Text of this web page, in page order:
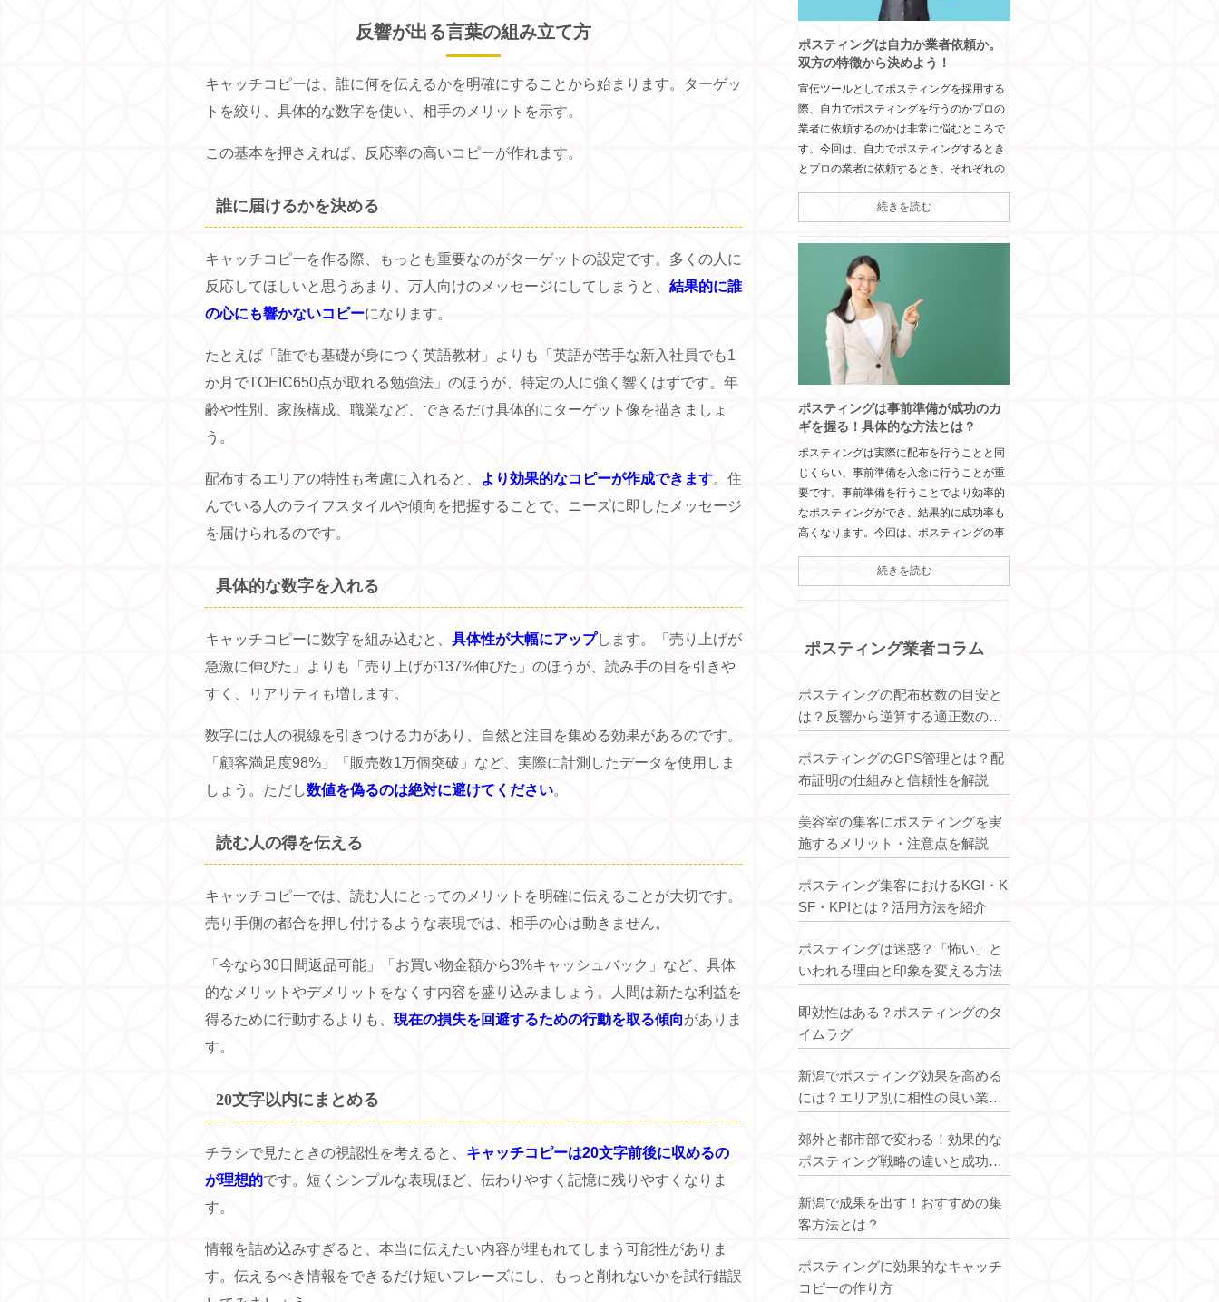
反響が出る言葉の組み立て方
キャッチコピーは、誰に何を伝えるかを明確にすることから始まります。ターゲッ
トを絞り、具体的な数字を使い、相手のメリットを示す。
この基本を押さえれば、反応率の高いコピーが作れます。
誰に届けるかを決める
キャッチコピーを作る際、もっとも重要なのがターゲットの設定です。多くの人に
反応してほしいと思うあまり、万人向けのメッセージにしてしまうと、結果的に誰
の心にも響かないコピーになります。
たとえば「誰でも基礎が身につく英語教材」よりも「英語が苦手な新入社員でも1
か月でTOEIC650点が取れる勉強法」のほうが、特定の人に強く響くはずです。年
齢や性別、家族構成、職業など、できるだけ具体的にターゲット像を描きましょ
う。
配布するエリアの特性も考慮に入れると、 より効果的なコピーが作成できます。住
んでいる人のライフスタイルや傾向を把握することで、ニーズに即したメッセージ
を届けられるのです。
具体的な数字を入れる
キャッチコピーに数字を組み込むと、具体性が大幅にアップします。「売り上げが
急激に伸びた」よりも「売り上げが137%伸びた」のほうが、読み手の目を引きや
すく、リアリティも増します。
数字には人の視線を引きつける力があり、自然と注目を集める効果があるのです。
「顧客満足度98%」「販売数1万個突破」など、実際に計測したデータを使用しま
しょう。ただし数値を偽るのは絶対に避けてください。
読む人の得を伝える
キャッチコピーでは、読む人にとってのメリットを明確に伝えることが大切です。
売り手側の都合を押し付けるような表現では、相手の心は動きません。
「今なら30日間返品可能」「お買い物金額から3%キャッシュバック」など、具体
的なメリットやデメリットをなくす内容を盛り込みましょう。人間は新たな利益を
得るために行動するよりも、現在の損失を回避するための行動を取る傾向がありま
す。
20文字以内にまとめる
チラシで見たときの視認性を考えると、 キャッチコピーは20文字前後に収めるの
が理想的です。短くシンプルな表現ほど、伝わりやすく記憶に残りやすくなりま
す。
情報を詰め込みすぎると、本当に伝えたい内容が埋もれてしまう可能性がありま
す。伝えるべき情報をできるだけ短いフレーズにし、もっと削れないかを試行錯誤
ポスティングは自力か業者依頼か。
双方の特徴から決めよう！
宣伝ツールとしてポスティングを採用する
際、自力でポスティングを行うのかプロの
業者に依頼するのかは非常に悩むところで
す。今回は、自力でポスティングするとき
とプロの業者に依頼するとき、それぞれの
続きを読む
ポスティングは事前準備が成功のカ
ギを握る！具体的な方法とは？
ポスティングは実際に配布を行うことと同
じくらい、事前準備を入念に行うことが重
要です。事前準備を行うことでより効率的
なポスティングができ、結果的に成功率も
高くなります。今回は、ポスティングの事
続きを読む
ポスティング業者コラム
ポスティングの配布枚数の目安と
は？反響から逆算する適正数の考
ポスティングのGPS管理とは？配
布証明の仕組みと信頼性を解説
美容室の集客にポスティングを実
施するメリット・注意点を解説
ポスティング集客におけるKGI・K
SF・KPIとは？活用方法を紹介
ポスティングは迷惑？「怖い」と
いわれる理由と印象を変える方法
即効性はある？ポスティングのタ
イムラグ
新潟でポスティング効果を高める
には？エリア別に相性の良い業種
郊外と都市部で変わる！効果的な
ポスティング戦略の違いと成功ポ
新潟で成果を出す！おすすめの集
客方法とは？
ポスティングに効果的なキャッチ
コピーの作り方